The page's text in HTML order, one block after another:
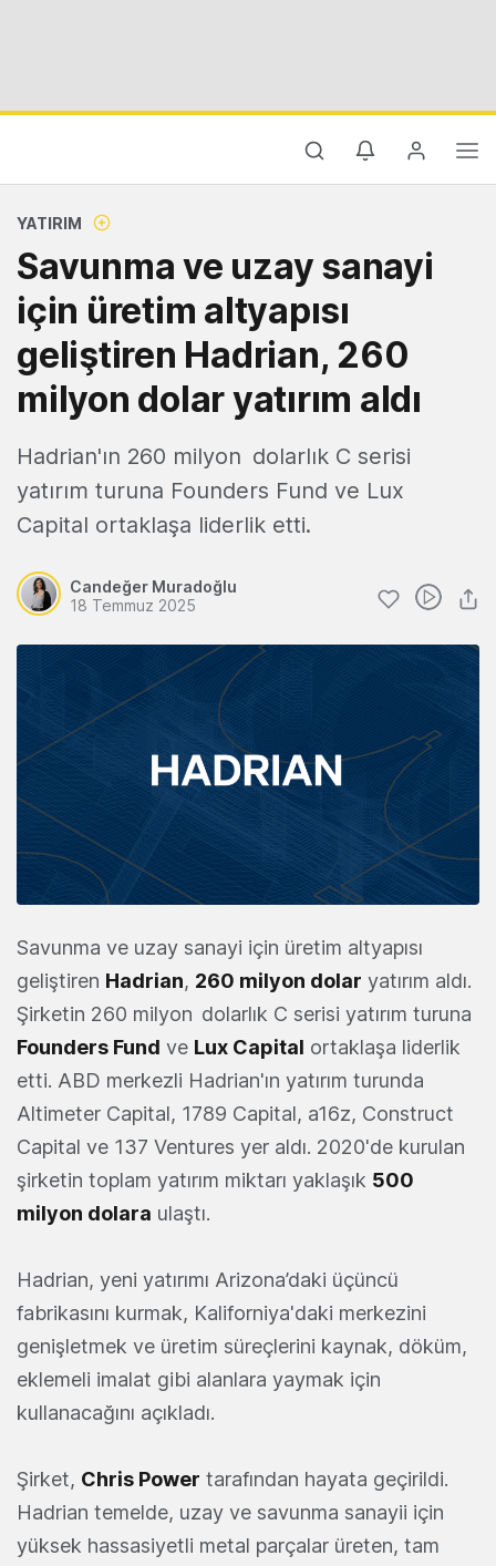
YATIRIM
Savunma ve uzay sanayi
için üretim altyapısı
geliştiren Hadrian, 260
milyon dolar yatırım aldı
Hadrian'ın 260 milyon dolarlık C serisi
yatırım turuna Founders Fund ve Lux
Capital ortaklaşa liderlik etti.
Candeğer Muradoğlu
18 Temmuz 2025
Savunma ve uzay sanayi için üretim altyapısı
geliştiren Hadrian, 260 milyon dolar yatırım aldı.
Şirketin 260 milyon dolarlık C serisi yatırım turuna
Founders Fund ve Lux Capital ortaklaşa liderlik
etti. ABD merkezli Hadrian'ın yatırım turunda
Altimeter Capital, 1789 Capital, a16z, Construct
Capital ve 137 Ventures yer aldı. 2020'de kurulan
şirketin toplam yatırım miktarı yaklaşık 500
milyon dolara ulaştı.
Hadrian, yeni yatırımı Arizona’daki üçüncü
fabrikasını kurmak, Kaliforniya'daki merkezini
genişletmek ve üretim süreçlerini kaynak, döküm,
eklemeli imalat gibi alanlara yaymak için
kullanacağını açıkladı.
Şirket, Chris Power tarafından hayata geçirildi.
Hadrian temelde, uzay ve savunma sanayii için
yüksek hassasiyetli metal parçalar üreten, tam